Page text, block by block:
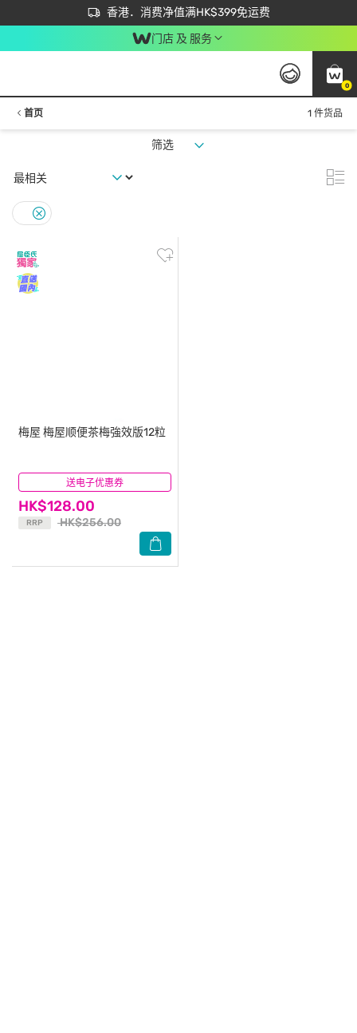
香港．消费净值满HK$399免运费
立即成为易赏钱会员尽享独家优惠
首次APP下单买满$450 输入 NEWAPP 即减$50
门店 及 服务
0
首页 1 件货品
筛选
送电子优惠券
梅屋 梅屋顺便茶梅強效版12粒
HK$128.00
RRP HK$256.00
(77)